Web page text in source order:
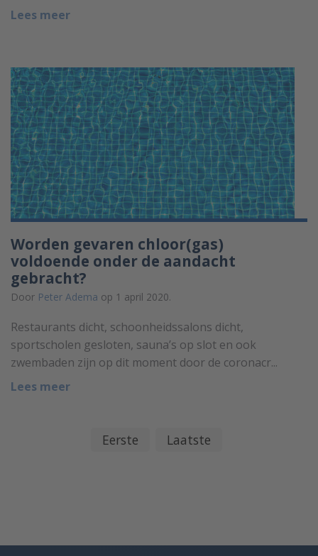
Lees meer
Worden gevaren chloor(gas)
voldoende onder de aandacht
gebracht?
Door Peter Adema op 1 april 2020.
Restaurants dicht, schoonheidssalons dicht,
sportscholen gesloten, sauna’s op slot en ook
zwembaden zijn op dit moment door de coronacr...
Lees meer
Eerste Laatste